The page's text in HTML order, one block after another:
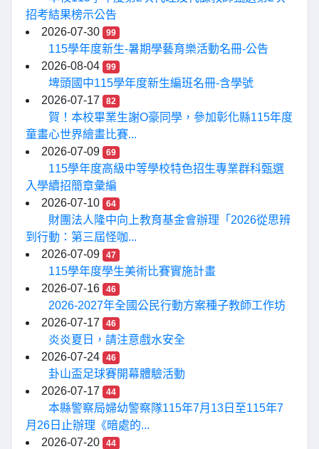
招考結果榜示公告
2026-07-30
99
115學年度新生-暑期學藝育樂活動名冊-公告
2026-08-04
99
埤頭國中115學年度新生編班名冊-含學號
2026-07-17
82
賀！本校畢業生謝O豪同學，參加彰化縣115年度
童畫心世界繪畫比賽...
2026-07-09
69
115學年度高級中等學校特色招生專業群科甄選
入學續招簡章彙編
2026-07-10
64
財團法人隆中向上教育基金會辦理「2026從思辨
到行動：第三屆怪咖...
2026-07-09
47
115學年度學生美術比賽實施計畫
2026-07-16
46
2026-2027年全國公民行動方案種子教師工作坊
2026-07-17
46
炎炎夏日，請注意戲水安全
2026-07-24
46
卦山盃足球賽開幕體驗活動
2026-07-17
44
本縣警察局婦幼警察隊115年7月13日至115年7
月26日止辦理《暗處的...
2026-07-20
44